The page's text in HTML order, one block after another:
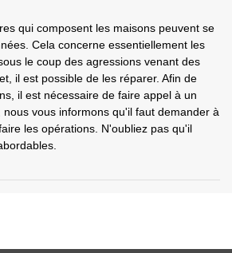
qui composent les maisons peuvent se
Cela concerne essentiellement les
le coup des agressions venant des
il est possible de les réparer. Afin de
il est nécessaire de faire appel à un
nous vous informons qu'il faut demander à
les opérations. N'oubliez pas qu'il